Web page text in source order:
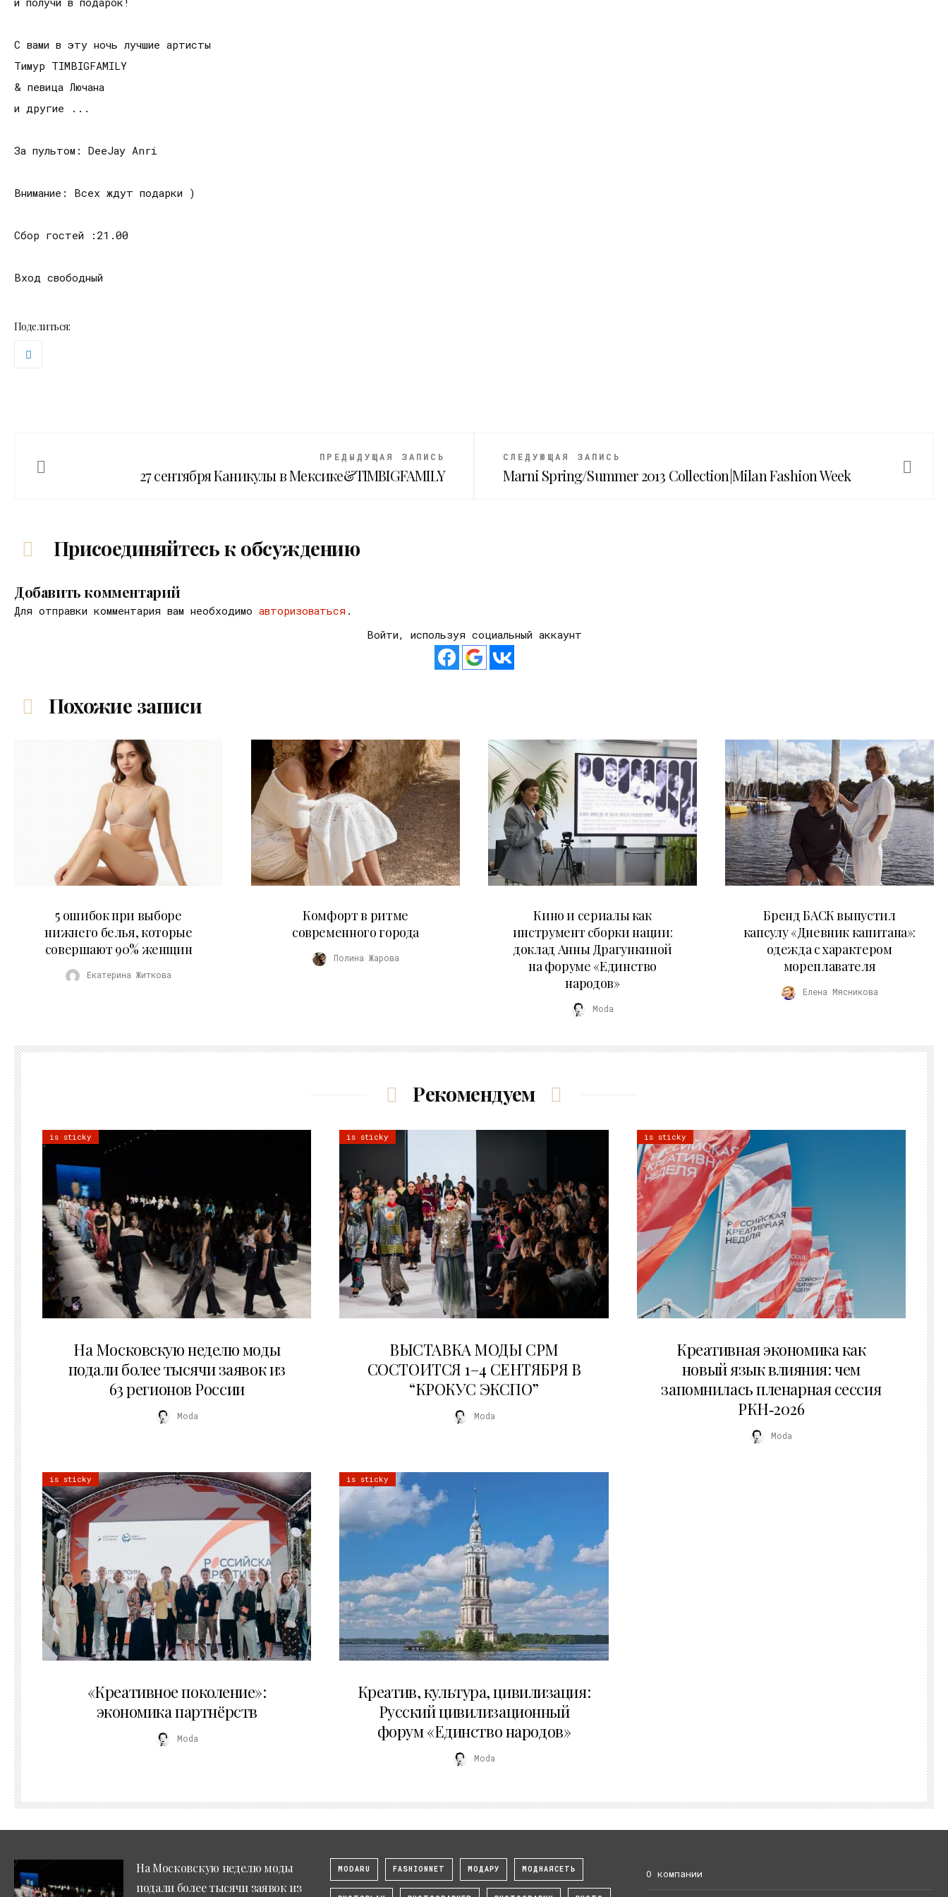
С вами в эту ночь лучшие артисты
Тимур TIMBIGFAMILY
& певица Лючана
и другие ...
За пультом: DeeJay Anri
Внимание: Всех ждут подарки )
Сбор гостей :21.00
Вход свободный
Поделиться:
ПРЕДЫДУЩАЯ ЗАПИСЬ
27 сентября Каникулы в Мексике&TIMBIGFAMILY
СЛЕДУЮЩАЯ ЗАПИСЬ
Marni Spring/Summer 2013 Collection|Milan Fashion Week
Присоединяйтесь к обсуждению
Добавить комментарий
Для отправки комментария вам необходимо авторизоваться .
Войти, используя социальный аккаунт
Похожие записи
5 ошибок при выборе
нижнего белья, которые
совершают 90% женщин
Екатерина Житкова
Комфорт в ритме
современного города
Полина Жарова
Кино и сериалы как
инструмент сборки нации:
доклад Анны Драгункиной
на форуме «Единство
народов»
Moda
Бренд БАСК выпустил
капсулу «Дневник капитана»:
одежда с характером
мореплавателя
Елена Мясникова
Рекомендуем
is sticky
На Московскую неделю моды
подали более тысячи заявок из
63 регионов России
Moda
is sticky
ВЫСТАВКА МОДЫ CPM
СОСТОИТСЯ 1–4 СЕНТЯБРЯ В
“КРОКУС ЭКСПО”
Moda
is sticky
Креативная экономика как
новый язык влияния: чем
запомнилась пленарная сессия
РКН‑2026
Moda
is sticky
«Креативное поколение»:
экономика партнёрств
Moda
is sticky
Креатив, культура, цивилизация:
Русский цивилизационный
форум «Единство народов»
Moda
На Московскую неделю моды
подали более тысячи заявок из
MODARU FASHIONNET МОДАРУ МОДНАЯСЕТЬ О компании